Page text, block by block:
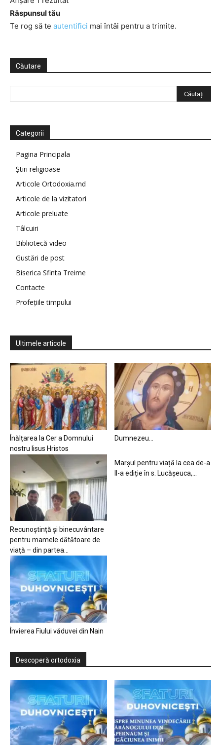
Răspunsul tău
Te rog să te autentifici mai întâi pentru a trimite.
Căutare
Categorii
Pagina Principala
Știri religioase
Articole Ortodoxia.md
Articole de la vizitatori
Articole preluate
Tâlcuiri
Bibliotecă video
Gustări de post
Biserica Sfinta Treime
Contacte
Profețiile timpului
Ultimele articole
Înălțarea la Cer a Domnului
nostru Iisus Hristos
Dumnezeu…
Recunoștință și binecuvântare
pentru mamele dătătoare de
viață – din partea...
Marșul pentru viață la cea de-a
II-a ediție în s. Lucășeuca,...
Învierea Fiului văduvei din Nain
Descoperă ortodoxia